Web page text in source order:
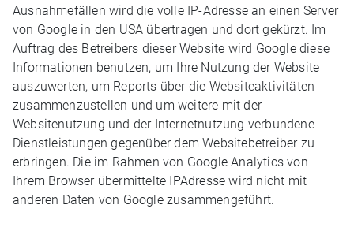
Ausnahmefällen wird die volle IP-Adresse an einen Server
von Google in den USA übertragen und dort gekürzt. Im
Auftrag des Betreibers dieser Website wird Google diese
Informationen benutzen, um Ihre Nutzung der Website
auszuwerten, um Reports über die Websiteaktivitäten
zusammenzustellen und um weitere mit der
Websitenutzung und der Internetnutzung verbundene
Dienstleistungen gegenüber dem Websitebetreiber zu
erbringen. Die im Rahmen von Google Analytics von
Ihrem Browser übermittelte IPAdresse wird nicht mit
anderen Daten von Google zusammengeführt.